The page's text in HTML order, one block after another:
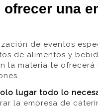
una
de eventos
de alimentos y
la materia te ofrecerá
lugar todo lo
la empresa de